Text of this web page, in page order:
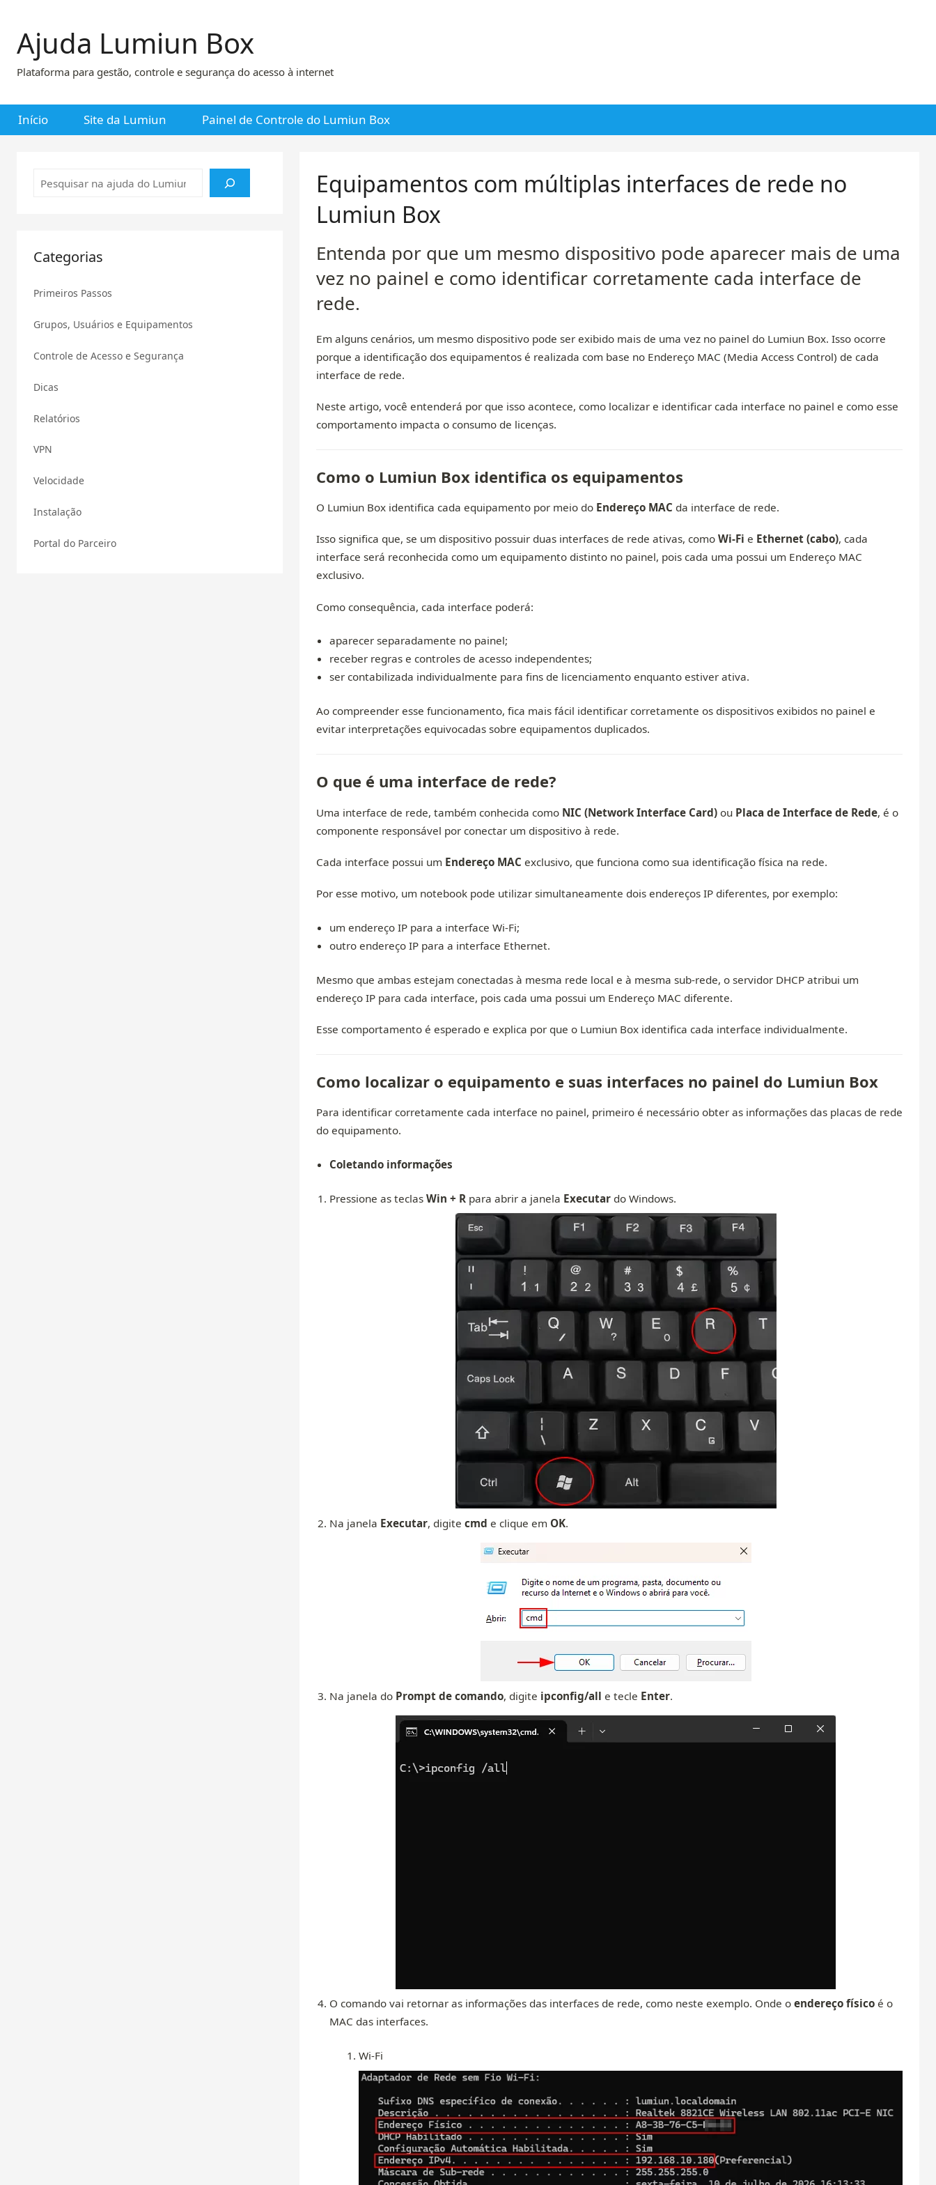
para
conteúdo
Ajuda Lumiun Box
Plataforma para gestão, controle e segurança do acesso à internet
Início Site da Lumiun Painel de Controle do Lumiun Box
Equipamentos com múltiplas interfaces de rede no
Lumiun Box
Entenda por que um mesmo dispositivo pode aparecer mais de uma
vez no painel e como identificar corretamente cada interface de
rede.
Em alguns cenários, um mesmo dispositivo pode ser exibido mais de uma vez no painel do Lumiun Box. Isso ocorre
porque a identificação dos equipamentos é realizada com base no Endereço MAC (Media Access Control) de cada
interface de rede.
Neste artigo, você entenderá por que isso acontece, como localizar e identificar cada interface no painel e como esse
comportamento impacta o consumo de licenças.
Como o Lumiun Box identifica os equipamentos
O Lumiun Box identifica cada equipamento por meio do Endereço MAC da interface de rede.
Isso significa que, se um dispositivo possuir duas interfaces de rede ativas, como Wi-Fi e Ethernet (cabo), cada
interface será reconhecida como um equipamento distinto no painel, pois cada uma possui um Endereço MAC
exclusivo.
Como consequência, cada interface poderá:
aparecer separadamente no painel;
receber regras e controles de acesso independentes;
ser contabilizada individualmente para fins de licenciamento enquanto estiver ativa.
Ao compreender esse funcionamento, fica mais fácil identificar corretamente os dispositivos exibidos no painel e
evitar interpretações equivocadas sobre equipamentos duplicados.
O que é uma interface de rede?
Uma interface de rede, também conhecida como NIC (Network Interface Card)ou Placa de Interface de Rede, é o
componente responsável por conectar um dispositivo à rede.
Cada interface possui um Endereço MAC exclusivo, que funciona como sua identificação física na rede.
Por esse motivo, um notebook pode utilizar simultaneamente dois endereços IP diferentes, por exemplo:
um endereço IP para a interface Wi-Fi;
outro endereço IP para a interface Ethernet.
Mesmo que ambas estejam conectadas à mesma rede local e à mesma sub-rede, o servidor DHCP atribui um
endereço IP para cada interface, pois cada uma possui um Endereço MAC diferente.
Esse comportamento é esperado e explica por que o Lumiun Box identifica cada interface individualmente.
Como localizar o equipamento e suas interfaces no painel do Lumiun Box
Para identificar corretamente cada interface no painel, primeiro é necessário obter as informações das placas de rede
do equipamento.
Coletando informações
Pressione as teclas Win + Rpara abrir a janela Executardo Windows.
Na janela Executar, digite cmd e clique em OK.
Na janela do Prompt de comando, digite ipconfig/all e tecle Enter.
O comando vai retornar as informações das interfaces de rede, como neste exemplo. Onde o endereço físicoé o
MAC das interfaces.
Wi-Fi
Pesquisar
Categorias
Primeiros Passos
Grupos, Usuários e Equipamentos
Controle de Acesso e Segurança
Dicas
Relatórios
VPN
Velocidade
Instalação
Portal do Parceiro